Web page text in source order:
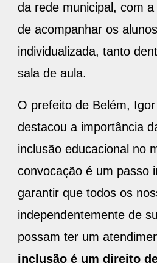
da rede municipal, com
de acompanhar os
individualizada, tanto
sala de aula.
O prefeito de Belém,
destacou a importância
inclusão educacional no
convocação é um passo
garantir que todos os
independentemente de
possam ter um
inclusão é um direito